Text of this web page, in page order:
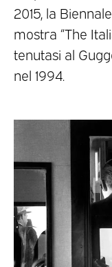
2015, la
mostra “The
tenutasi al
nel 1994.